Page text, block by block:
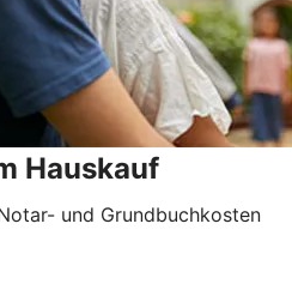
Hauskauf
und Grundbuchkosten